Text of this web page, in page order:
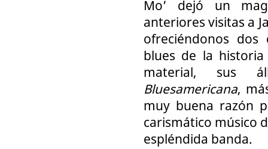
Mo’ dejó un
anteriores visitas a
ofreciéndonos
blues de la
material, sus
Bluesamericana,
muy buena razón
carismático músico
espléndida banda.